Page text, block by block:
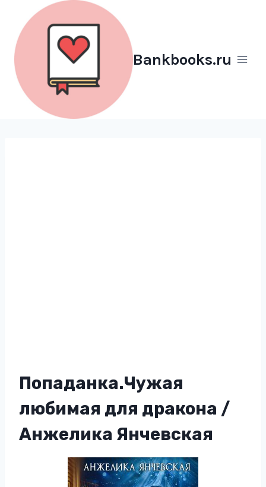
Перейти
содержимому
Bankbooks.ru
Попаданка.Чужая
любимая для дракона /
Анжелика Янчевская